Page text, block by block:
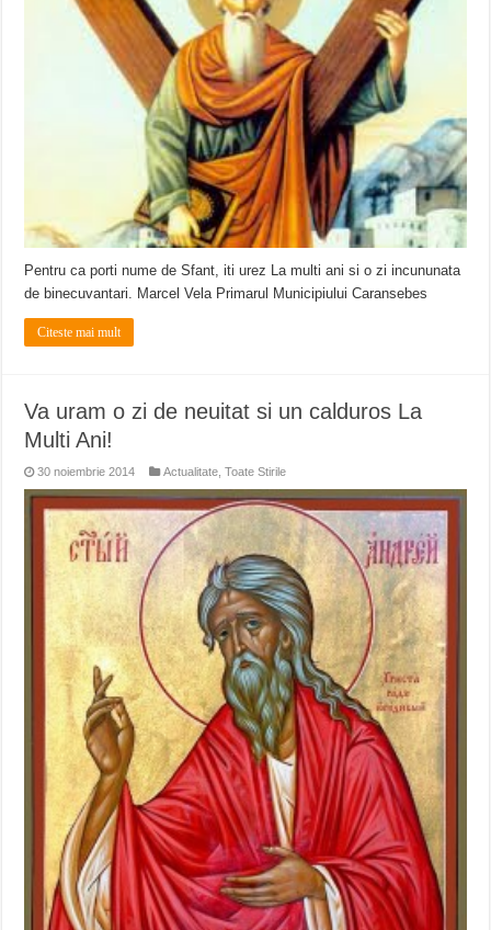
Pentru ca porti nume de Sfant, iti urez La multi ani si o zi incununata
de binecuvantari. Marcel Vela Primarul Municipiului Caransebes
Citeste mai mult
Va uram o zi de neuitat si un calduros La
Multi Ani!
30 noiembrie 2014 Actualitate,Toate Stirile